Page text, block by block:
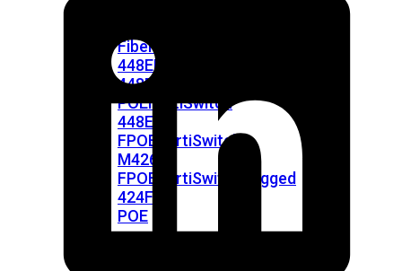
Fiber
448EFortiSwitch
448E-
POEFortiSwitch
448E-
FPOE
FortiSwitch
M426E-
FPOE
FortiSwitchRugged
424F-
POE